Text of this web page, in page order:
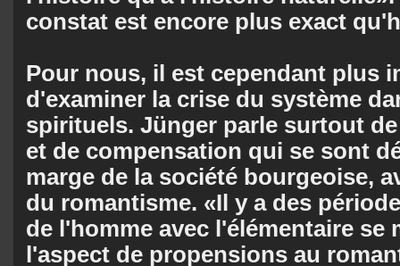
constat est encore plus exact
Pour nous, il est cependant plus
d'examiner la crise du système
spirituels. Jünger parle surtout
et de compensation qui se sont
marge de la société bourgeoise,
du romantisme. «Il y a des
de l'homme avec l'élémentaire se
l'aspect de propensions au